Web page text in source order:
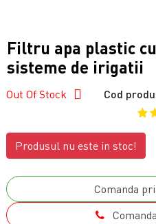
Filtru apa plastic
sisteme de irigatii
Out Of Stock Cod
Produsul nu este in stoc!
Comanda